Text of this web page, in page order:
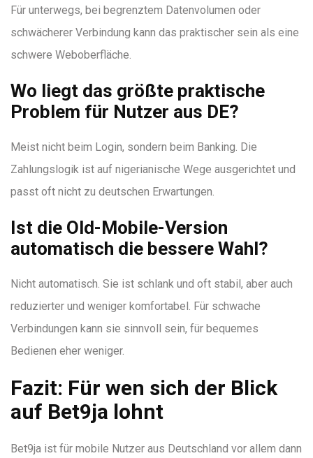
Für unterwegs, bei begrenztem Datenvolumen oder
schwächerer Verbindung kann das praktischer sein als eine
schwere Weboberfläche.
Wo liegt das größte praktische
Problem für Nutzer aus DE?
Meist nicht beim Login, sondern beim Banking. Die
Zahlungslogik ist auf nigerianische Wege ausgerichtet und
passt oft nicht zu deutschen Erwartungen.
Ist die Old-Mobile-Version
automatisch die bessere Wahl?
Nicht automatisch. Sie ist schlank und oft stabil, aber auch
reduzierter und weniger komfortabel. Für schwache
Verbindungen kann sie sinnvoll sein, für bequemes
Bedienen eher weniger.
Fazit: Für wen sich der Blick
auf Bet9ja lohnt
Bet9ja ist für mobile Nutzer aus Deutschland vor allem dann